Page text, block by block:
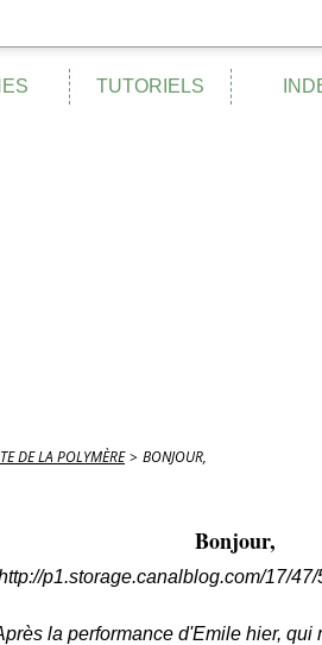
TUTORIELS
DE LA POLYMÈRE > BONJOUR,
Bonjour,
la performance d'Emile hier, qui